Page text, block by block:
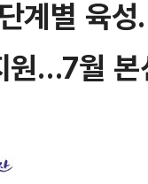
계별 육
…7월